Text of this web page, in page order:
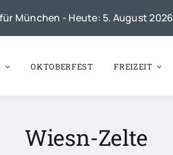
München - Heute: 5. August 2026
OKTOBERFEST FREIZEIT
Wiesn-Zelte